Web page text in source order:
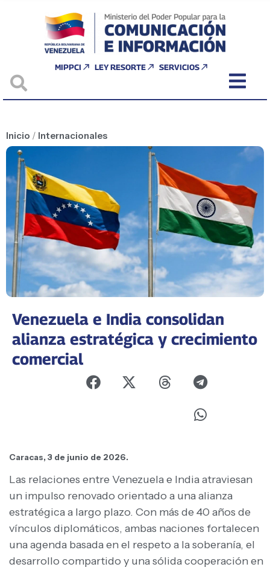
MIPPCI LEY RESORTE SERVICIOS
Inicio / Internacionales
Venezuela e India consolidan
alianza estratégica y crecimiento
comercial
Caracas, 3 de junio de 2026.
Las relaciones entre Venezuela e India atraviesan
un impulso renovado orientado a una alianza
estratégica a largo plazo. Con más de 40 años de
vínculos diplomáticos, ambas naciones fortalecen
una agenda basada en el respeto a la soberanía, el
desarrollo compartido y una sólida cooperación en